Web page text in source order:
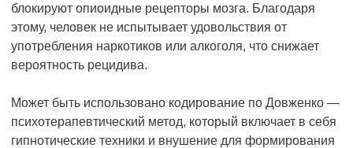
блокируют опиоидные рецепторы мозга. Благодаря
этому, человек не испытывает удовольствия от
употребления наркотиков или алкоголя, что снижает
вероятность рецидива.
Может быть использовано кодирование по Довженко —
психотерапевтический метод, который включает в себя
гипнотические техники и внушение для формирования